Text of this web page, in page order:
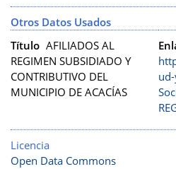
Otros Datos Usados
Título AFILIADOS AL
REGIMEN SUBSIDIADO Y
CONTRIBUTIVO DEL
MUNICIPIO DE ACACÍAS
Licencia
Open Data Commons